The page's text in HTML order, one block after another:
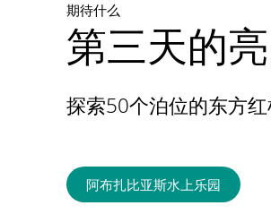
Khali,），是全世界最大
体。安纳塔拉盖斯阿尔
店传承本地区古老文化
殷勤待客之道迎接各
无论是追寻新奇景致
客，抑或是寻觅浪漫之
豪华度假酒店都能满足
期待什么
第三天的
探索50个泊位的东方
阿布扎比亚斯水上乐园